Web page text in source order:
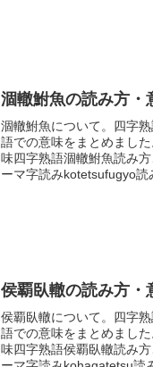
涸轍鮒魚の読み方・
涸轍鮒魚について。四字
語での意味をまとめまし
味四字熟語涸轍鮒魚読み
ーマ字読みkotetsufugyo読
侯覇臥轍の読み方・
侯覇臥轍について。四字
語での意味をまとめまし
味四字熟語侯覇臥轍読み